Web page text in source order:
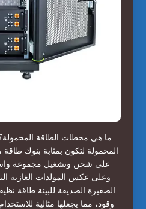
ما هي محطات الطاقة
المحمولة لتكون بمثابة بنوك
على شحن وتشغيل مجموعة
وعلى عكس المولدات الغازية
الصغيرة الصديقة للبيئة طاقة
وقود، مما يجعلها مثالية